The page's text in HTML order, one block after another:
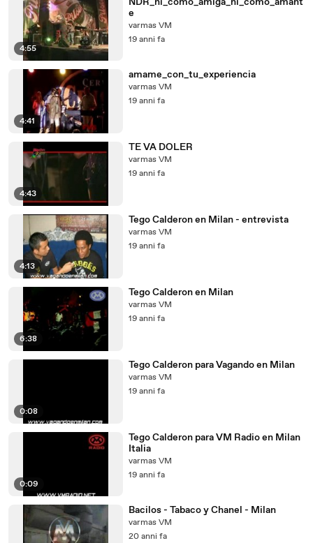
4:55
e
varmas VM
19 anni fa
4:41
amame_con_tu_experiencia
varmas VM
19 anni fa
4:43
TE VA DOLER
varmas VM
19 anni fa
4:13
Tego Calderon en Milan - entrevista
varmas VM
19 anni fa
6:38
Tego Calderon en Milan
varmas VM
19 anni fa
0:08
Tego Calderon para Vagando en Milan
varmas VM
19 anni fa
0:09
Tego Calderon para VM Radio en Milan
Italia
varmas VM
19 anni fa
Bacilos - Tabaco y Chanel - Milan
varmas VM
20 anni fa